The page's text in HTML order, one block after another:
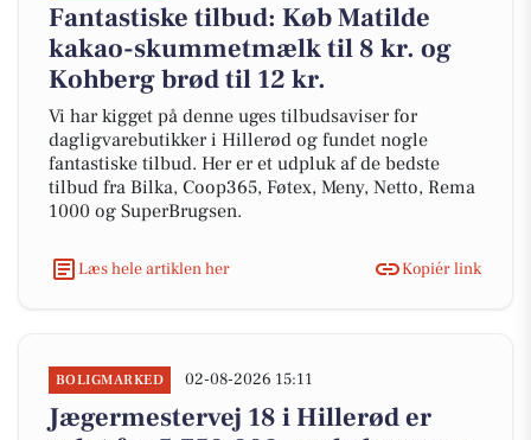
Fantastiske tilbud: Køb Matilde
kakao-skummetmælk til 8 kr. og
Kohberg brød til 12 kr.
Vi har kigget på denne uges tilbudsaviser for
dagligvarebutikker i Hillerød og fundet nogle
fantastiske tilbud. Her er et udpluk af de bedste
tilbud fra Bilka, Coop365, Føtex, Meny, Netto, Rema
1000 og SuperBrugsen.
Læs hele artiklen her Kopiér link
BOLIGMARKED 02-08-2026 15:11
Jægermestervej 18 i Hillerød er